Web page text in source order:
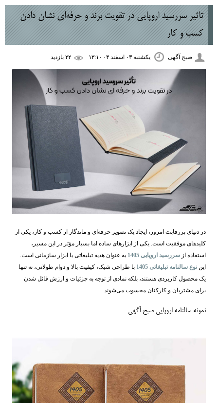
تاثیر سررسید اروپایی در تقویت برند و حرفه‌ای نشان دادن
کسب ‌و کار
صبح آگهی یکشنبه ۰۳ اسفند ۰۴ ۱۳:۱۰
در دنیای پررقابت امروز، ایجاد یک تصویر حرفه‌ای و ماندگار از کسب ‌و کار، یکی از
کلیدهای موفقیت است. یکی از ابزارهای ساده اما بسیار مؤثر در این مسیر،
استفاده از سررسید اروپایی 1405
به عنوان هدیه تبلیغاتی یا ابزار سازمانی است.
این نوع سالنامه تبلیغاتی 1405
با طراحی شیک، کیفیت بالا و دوام طولانی، نه تنها
یک محصول کاربردی هستند، بلکه نمادی از توجه به جزئیات و ارزش قائل شدن
برای مشتریان و کارکنان محسوب می‌شوند.
نمونه سالنامه اروپایی صبح آگهی